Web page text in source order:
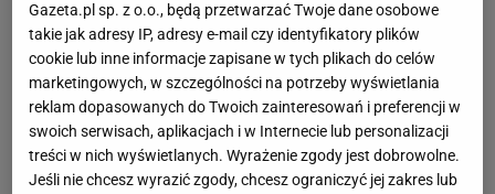
Gazeta.pl sp. z o.o., będą przetwarzać Twoje dane osobowe
takie jak adresy IP, adresy e-mail czy identyfikatory plików
cookie lub inne informacje zapisane w tych plikach do celów
marketingowych, w szczególności na potrzeby wyświetlania
reklam dopasowanych do Twoich zainteresowań i preferencji w
swoich serwisach, aplikacjach i w Internecie lub personalizacji
treści w nich wyświetlanych. Wyrażenie zgody jest dobrowolne.
Jeśli nie chcesz wyrazić zgody, chcesz ograniczyć jej zakres lub